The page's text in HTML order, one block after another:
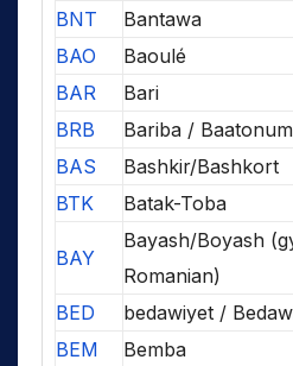
BNT
Bantawa
BAO
Baoulé
BAR
Bari
BRB
Bariba / Baatonum
BAS
Bashkir/Bashkort
BTK
Batak-Toba
BAY
Bayash/Boyash
Romanian)
BED
bedawiyet /
BEM
Bemba